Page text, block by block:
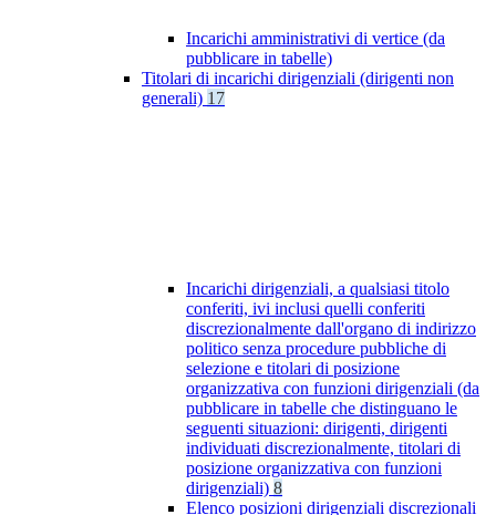
Incarichi amministrativi di vertice (da
pubblicare in tabelle)
Titolari di incarichi dirigenziali (dirigenti non
generali) 17
Incarichi dirigenziali, a qualsiasi titolo
conferiti, ivi inclusi quelli conferiti
discrezionalmente dall'organo di indirizzo
politico senza procedure pubbliche di
selezione e titolari di posizione
organizzativa con funzioni dirigenziali (da
pubblicare in tabelle che distinguano le
seguenti situazioni: dirigenti, dirigenti
individuati discrezionalmente, titolari di
posizione organizzativa con funzioni
dirigenziali) 8
Elenco posizioni dirigenziali discrezionali